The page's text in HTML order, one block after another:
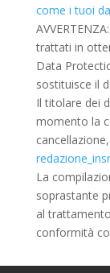
come i tuoi
trattati in
Data
sostituisce il
Il titolare dei
momento la
La
soprastante
al
conformità